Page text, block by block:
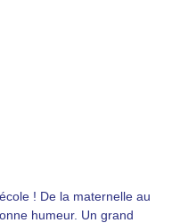
! De la maternelle au
humeur. Un grand